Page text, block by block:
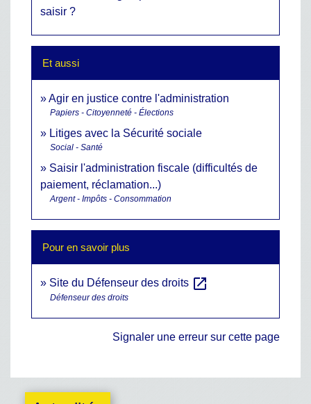
saisir ?
Et aussi
Agir en justice contre l'administration
Papiers - Citoyenneté - Élections
Litiges avec la Sécurité sociale
Social - Santé
Saisir l'administration fiscale (difficultés de
paiement, réclamation...)
Argent - Impôts - Consommation
Pour en savoir plus
Site du Défenseur des droits open_in_new
Défenseur des droits
Signaler une erreur sur cette page